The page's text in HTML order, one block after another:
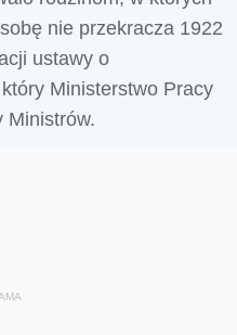
nie przekracza 1922
ustawy o
Ministerstwo Pracy
Ministrów.